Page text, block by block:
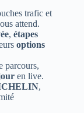
trafic et
attend.
, étapes
options
parcours,
en live.
,